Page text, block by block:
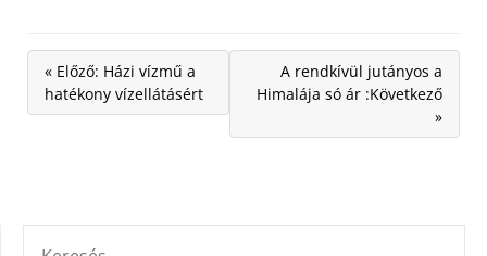
« Előző: Házi vízmű a
hatékony vízellátásért
A rendkívül jutányos a
Himalája só ár :Következő
»